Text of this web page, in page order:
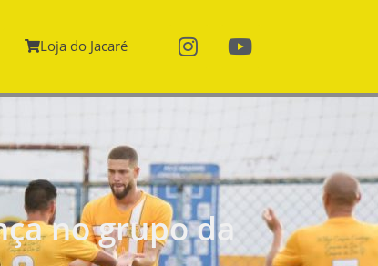
Loja do Jacaré
no grupo da